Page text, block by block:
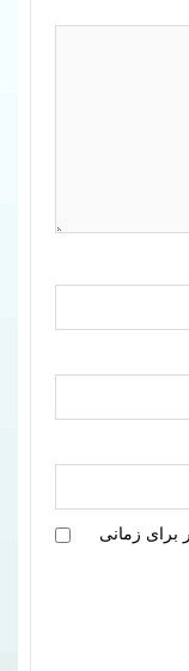
برای زمانی